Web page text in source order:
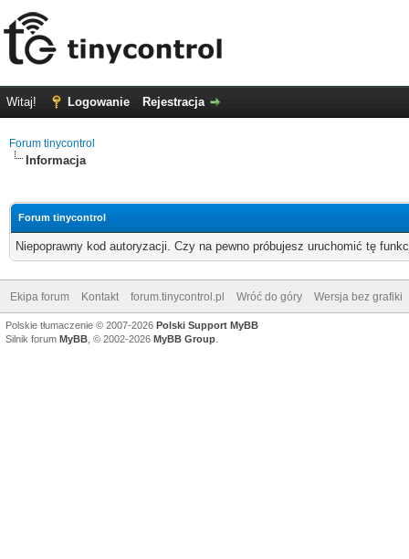
Witaj! Logowanie Rejestracja
Forum tinycontrol
Informacja
Forum tinycontrol
Niepoprawny kod autoryzacji. Czy na pewno próbujesz uruchomić tę
Ekipa forum Kontakt forum.tinycontrol.pl Wróć do góry Wersja bez grafiki
Polskie tłumaczenie © 2007-2026 Polski Support MyBB
Silnik forum MyBB , © 2002-2026 MyBB Group